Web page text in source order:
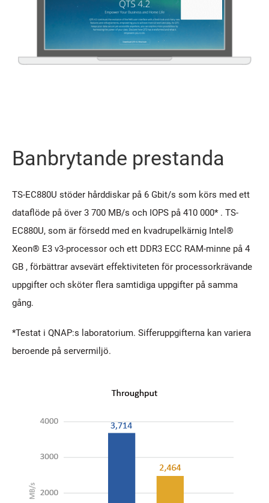
Banbrytande prestanda
TS-EC880U stöder hårddiskar på 6 Gbit/s som körs med ett
dataflöde på över 3 700 MB/s och IOPS på 410 000* . TS-
EC880U, som är försedd med en kvadrupelkärnig Intel®
Xeon® E3 v3-processor och ett DDR3 ECC RAM-minne på 4
GB , förbättrar avsevärt effektiviteten för processorkrävande
uppgifter och sköter flera samtidiga uppgifter på samma
gång.
*Testat i QNAP:s laboratorium. Sifferuppgifterna kan variera
beroende på servermiljö.